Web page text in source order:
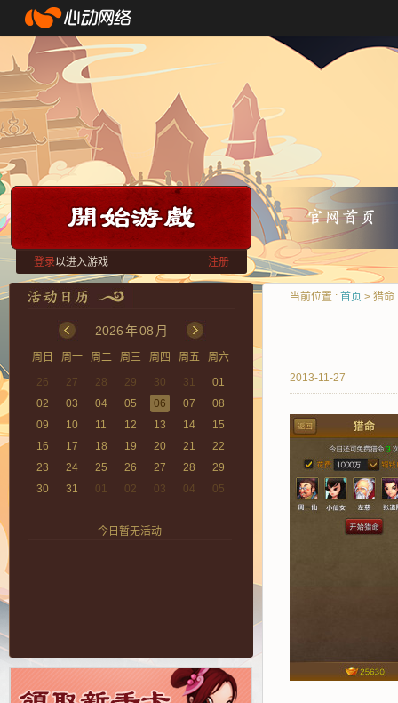
登录以进入游戏 注册
2026年08 月
周日 周一 周二 周三 周四 周五
周六
26
27 28 29 30 31
01
02
03 04 05 06 07
08
09
10 11 12 13 14
15
16
17 18 19 20 21
22
23
24 25 26 27 28
29
30
31 01 02 03 04 05
今日暂无活动
当前位置 : 首页 > 猎命
2013-11-27